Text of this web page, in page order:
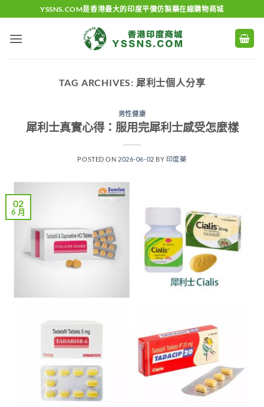
to
content
YSSNS.COM是香港最大的印度平價仿製藥在線購物商城
TAG ARCHIVES: 犀利士個人分享
男性健康
犀利士真實心得：服用完犀利士感受怎麼樣
POSTED ON 2026-06-02 BY 印度藥
02
6 月